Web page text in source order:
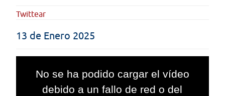
Twittear
13 de Enero 2025
window.
No se ha podido cargar el vídeo
debido a un fallo de red o del